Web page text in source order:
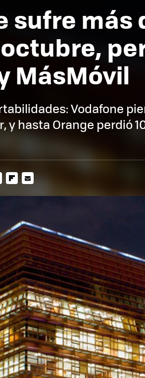
sufre
MásMóvil
Vodafone
y hasta Orange perdió